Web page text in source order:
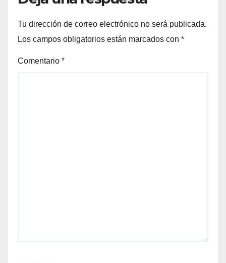
Tu dirección de correo electrónico no será publicada.
Los campos obligatorios están marcados con *
Comentario *